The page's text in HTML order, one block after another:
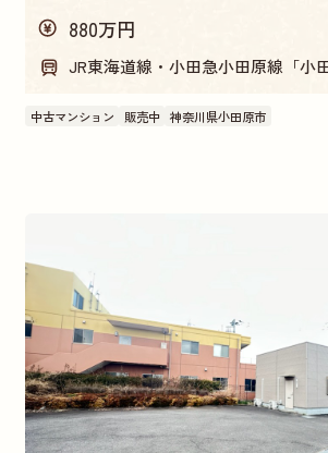
880万円
JR東海道線・小田急小田原線「小
中古マンション 販売中 神奈川県小田原市